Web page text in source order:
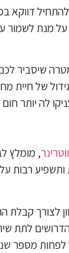
דווקא
מנת לשמור
שיסביר
של
לה יותר
, מומלץ
רבות
קבלת
לתת
מספר